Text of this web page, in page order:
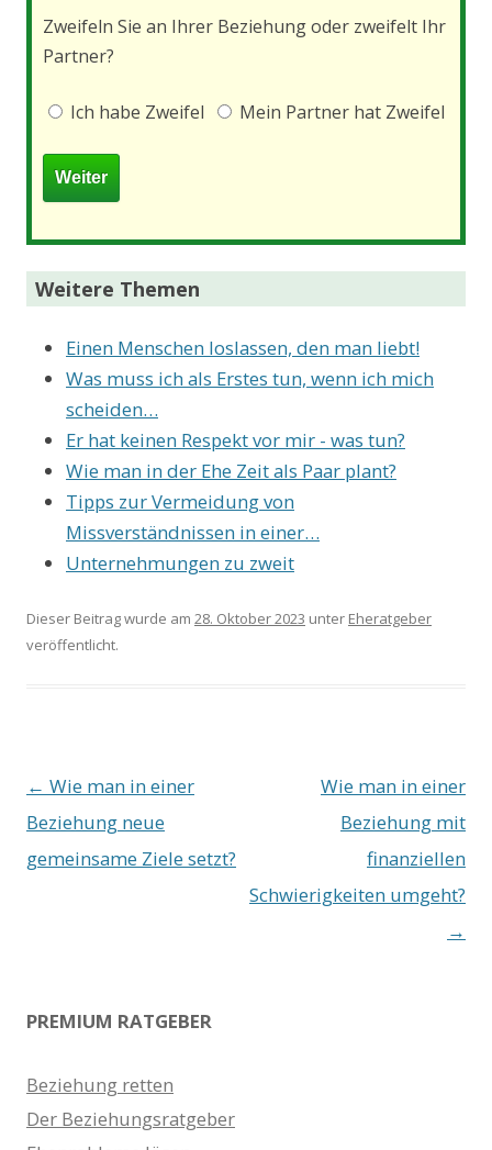
Zweifeln Sie an Ihrer Beziehung oder zweifelt Ihr
Partner?
Ich habe Zweifel Mein Partner hat Zweifel
Weitere Themen
Einen Menschen loslassen, den man liebt!
Was muss ich als Erstes tun, wenn ich mich
scheiden…
Er hat keinen Respekt vor mir - was tun?
Wie man in der Ehe Zeit als Paar plant?
Tipps zur Vermeidung von
Missverständnissen in einer…
Unternehmungen zu zweit
Dieser Beitrag wurde am 28. Oktober 2023 unter Eheratgeber
veröffentlicht.
Beitrags-
Navigation
← Wie man in einer
Beziehung neue
gemeinsame Ziele setzt?
Wie man in einer
Beziehung mit
finanziellen
Schwierigkeiten umgeht?
→
PREMIUM RATGEBER
Beziehung retten
Der Beziehungsratgeber